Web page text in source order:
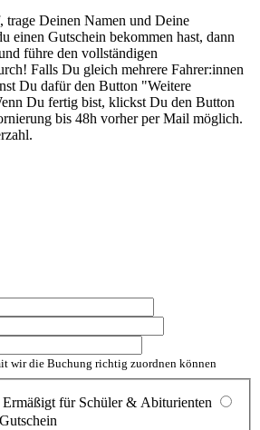
Deinen Namen und Deine
einen Gutschein bekommen hast, dann
führe den vollständigen
Falls Du gleich mehrere Fahrer:innen
Du dafür den Button "Weitere
Du fertig bist, klickst Du den Button
bis 48h vorher per Mail möglich.
wir die Buchung richtig zuordnen können
Ermäßigt für Schüler & Abiturienten
Gutschein